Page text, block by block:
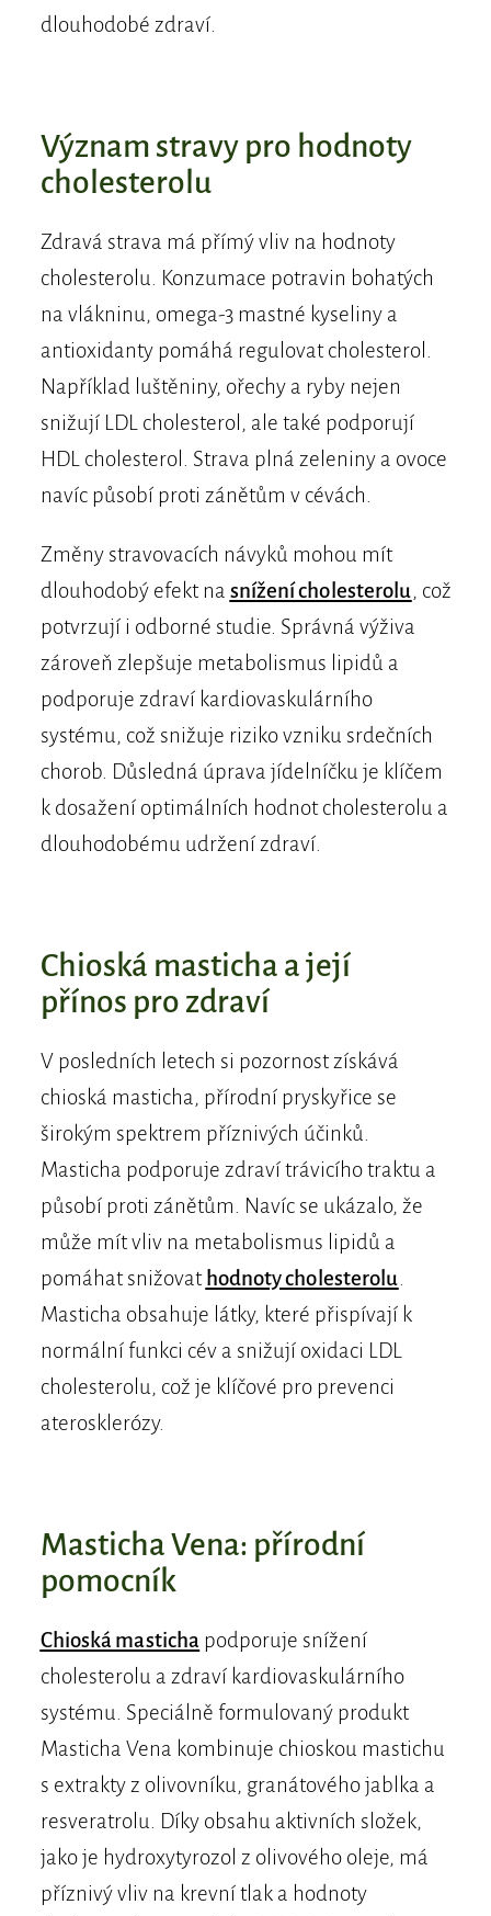
dlouhodobé zdraví.
Význam stravy pro hodnoty
cholesterolu
Zdravá strava má přímý vliv na hodnoty
cholesterolu. Konzumace potravin bohatých
na vlákninu, omega-3 mastné kyseliny a
antioxidanty pomáhá regulovat cholesterol.
Například luštěniny, ořechy a ryby nejen
snižují LDL cholesterol, ale také podporují
HDL cholesterol. Strava plná zeleniny a ovoce
navíc působí proti zánětům v cévách.
Změny stravovacích návyků mohou mít
dlouhodobý efekt na snížení cholesterolu, což
potvrzují i odborné studie. Správná výživa
zároveň zlepšuje metabolismus lipidů a
podporuje zdraví kardiovaskulárního
systému, což snižuje riziko vzniku srdečních
chorob. Důsledná úprava jídelníčku je klíčem
k dosažení optimálních hodnot cholesterolu a
dlouhodobému udržení zdraví.
Chioská masticha a její
přínos pro zdraví
V posledních letech si pozornost získává
chioská masticha, přírodní pryskyřice se
širokým spektrem příznivých účinků.
Masticha podporuje zdraví trávicího traktu a
působí proti zánětům. Navíc se ukázalo, že
může mít vliv na metabolismus lipidů a
pomáhat snižovathodnoty cholesterolu
Masticha obsahuje látky, které přispívají k
normální funkci cév a snižují oxidaci LDL
cholesterolu, což je klíčové pro prevenci
aterosklerózy.
​Masticha Vena: přírodní
pomocník
Chioská masticha podporuje snížení
cholesterolu a zdraví kardiovaskulárního
systému. Speciálně formulovaný produkt
Masticha Vena kombinuje chioskou mastichu
s extrakty z olivovníku, granátového jablka a
resveratrolu. Díky obsahu aktivních složek,
jako je hydroxytyrozol z olivového oleje, má
příznivý vliv na krevní tlak a hodnoty